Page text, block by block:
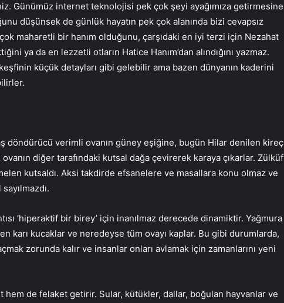
Günümüz internet teknolojisi pek çok şeyi ayağımıza getirmesine
düşünsek de günlük hayatın pek çok alanında bizi cevapsız
maharetli bir hanım olduğunu, çarşıdaki en iyi terzi için Nezahat
ya da en lezzetli otların Hatice Hanım’dan alındığını yazmaz.
küçük detayları gibi gelebilir ama bazen dünyanın kaderini
döndürücü verimli ovanın güney eşiğine, bugün Hilar denilen kireç
diğer tarafındaki kutsal dağa çevirerek karaya çıkarlar. Zülküf
kutsaldı. Aksi takdirde efsanelere ve masallara konu olmaz ve
‘hiperaktif bir birey’ için inanılmaz derecede dinamiktir. Yağmura
karı kucaklar ve neredeyse tüm ovayı kaplar. Bu gibi durumlarda,
zorunda kalır ve insanlar onları avlamak için zamanlarını yeni
de felaket getirir. Sular, kütükler, dallar, boğulan hayvanlar ve